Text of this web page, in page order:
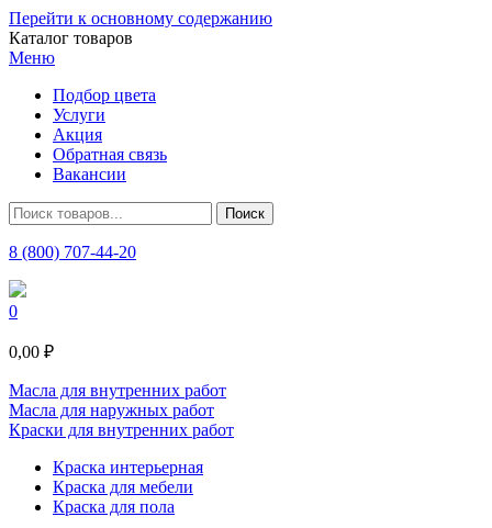
Перейти к основному содержанию
Каталог товаров
Меню
Подбор цвета
Услуги
Акция
Обратная связь
Вакансии
8 (800) 707-44-20
0
0,00 ₽
Масла для внутренних работ
Масла для наружных работ
Краски для внутренних работ
Краска интерьерная
Краска для мебели
Краска для пола